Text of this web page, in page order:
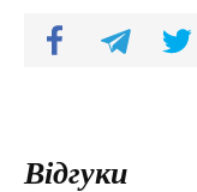
Відгуки